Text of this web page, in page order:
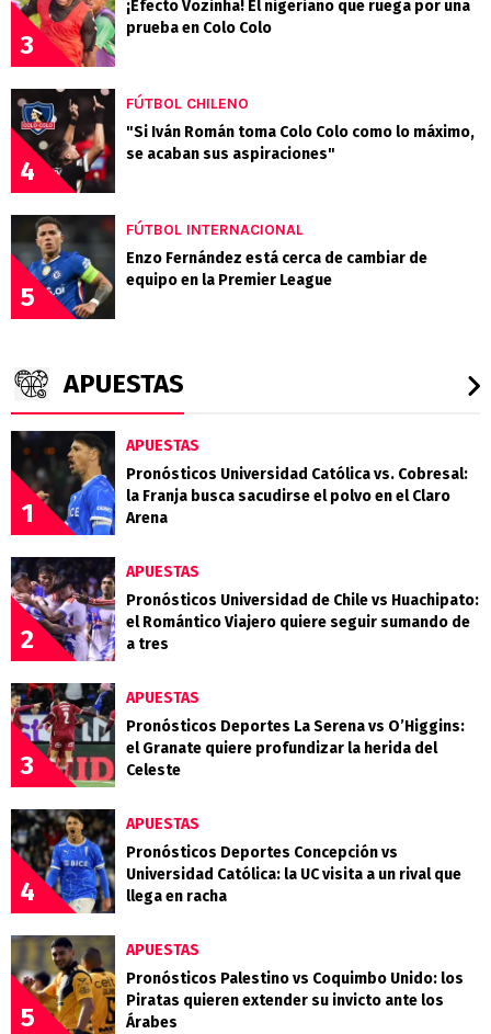
3
¡Efecto Vozinha! El nigeriano que ruega por una
prueba en Colo Colo
4
FÚTBOL CHILENO
"Si Iván Román toma Colo Colo como lo máximo,
se acaban sus aspiraciones"
5
FÚTBOL INTERNACIONAL
Enzo Fernández está cerca de cambiar de
equipo en la Premier League
APUESTAS
1
APUESTAS
Pronósticos Universidad Católica vs. Cobresal:
la Franja busca sacudirse el polvo en el Claro
Arena
2
APUESTAS
Pronósticos Universidad de Chile vs Huachipato:
el Romántico Viajero quiere seguir sumando de
a tres
3
APUESTAS
Pronósticos Deportes La Serena vs O’Higgins:
el Granate quiere profundizar la herida del
Celeste
4
APUESTAS
Pronósticos Deportes Concepción vs
Universidad Católica: la UC visita a un rival que
llega en racha
5
APUESTAS
Pronósticos Palestino vs Coquimbo Unido: los
Piratas quieren extender su invicto ante los
Árabes